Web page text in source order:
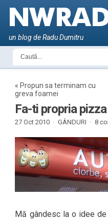
un blog de Radu Dumitru
« Propun sa terminam cu
greva foamei
Fa-ti propria
27 Oct 2010 · GÂNDURI · 8
Mă gândesc la o idee